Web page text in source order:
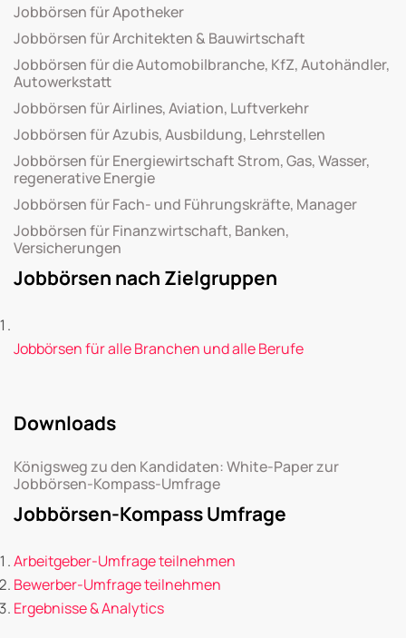
Jobbörsen für Apotheker
Jobbörsen für Architekten & Bauwirtschaft
Jobbörsen für die Automobilbranche, KfZ, Autohändler,
Autowerkstatt
Jobbörsen für Airlines, Aviation, Luftverkehr
Jobbörsen für Azubis, Ausbildung, Lehrstellen
Jobbörsen für Energiewirtschaft Strom, Gas, Wasser,
regenerative Energie
Jobbörsen für Fach- und Führungskräfte, Manager
Jobbörsen für Finanzwirtschaft, Banken,
Versicherungen
Jobbörsen nach Zielgruppen
Jobbörsen für alle Branchen und alle Berufe
Downloads
Königsweg zu den Kandidaten: White-Paper zur
Jobbörsen-Kompass-Umfrage
Jobbörsen-Kompass Umfrage
Arbeitgeber-Umfrage teilnehmen
Bewerber-Umfrage teilnehmen
Ergebnisse & Analytics